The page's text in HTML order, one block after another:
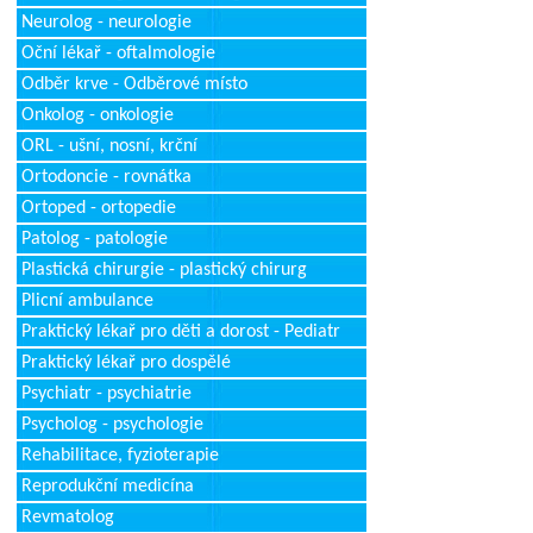
Neurolog - neurologie
Oční lékař - oftalmologie
Odběr krve - Odběrové místo
Onkolog - onkologie
ORL - ušní, nosní, krční
Ortodoncie - rovnátka
Ortoped - ortopedie
Patolog - patologie
Plastická chirurgie - plastický chirurg
Plicní ambulance
Praktický lékař pro děti a dorost - Pediatr
Praktický lékař pro dospělé
Psychiatr - psychiatrie
Psycholog - psychologie
Rehabilitace, fyzioterapie
Reprodukční medicína
Revmatolog